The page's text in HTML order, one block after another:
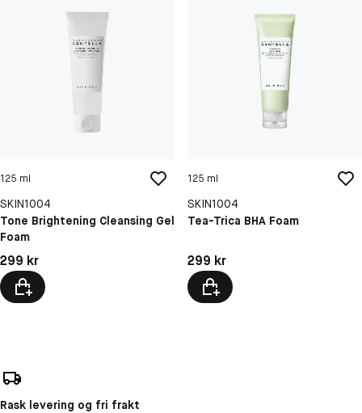
125 ml
SKIN1004
Tone Brightening Cleansing Gel
Foam
Pris: 299 kr
299 kr
125 ml
SKIN1004
Tea-Trica BHA Foam
Pris: 299 kr
299 kr
Rask levering og fri frakt